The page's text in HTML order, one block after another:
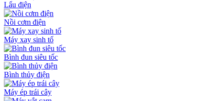
Lẩu điện
Nồi cơm điện
Máy xay sinh tố
Bình đun siêu tốc
Bình thủy điện
Máy ép trái cây